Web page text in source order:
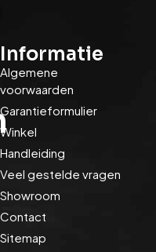
Informatie
Algemene
voorwaarden
Garantieformulier
Winkel
Handleiding
Veel gestelde vragen
Showroom
Contact
Sitemap